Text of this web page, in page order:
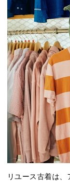
リユース古着は